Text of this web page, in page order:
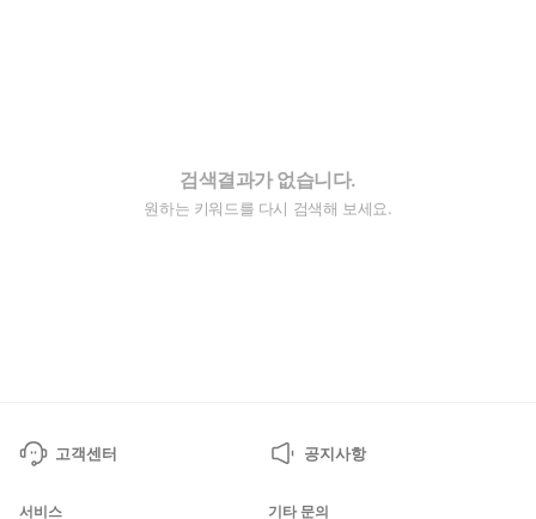
검색결과가 없습니다.
원하는 키워드를 다시 검색해 보세요.
고객센터 공지사항
서비스 기타 문의